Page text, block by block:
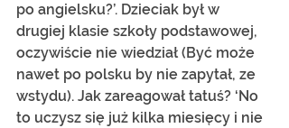
po angielsku?’. Dzieciak był w
drugiej klasie szkoły podstawowej,
oczywiście nie wiedział (Być może
nawet po polsku by nie zapytał, ze
wstydu). Jak zareagował tatuś? ‘No
to uczysz się już kilka miesięcy i nie